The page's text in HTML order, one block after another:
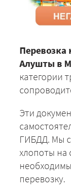
Перевозка
Алушты в
категории
Эти
ГИБДД. Мы
хлопоты на
перевозку.